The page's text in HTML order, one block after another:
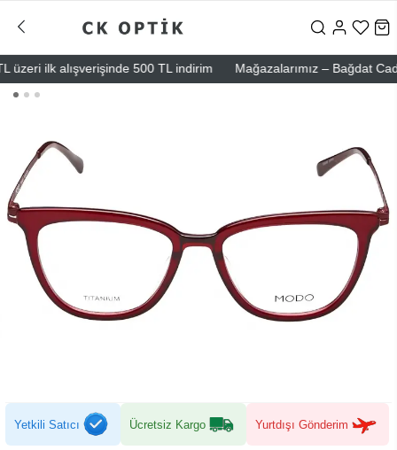
ilk alışverişinde 500 TL indirim Mağazalarımız – Bağdat
Yetkili Satıcı Ücretsiz Kargo Yurtdışı Gönderim